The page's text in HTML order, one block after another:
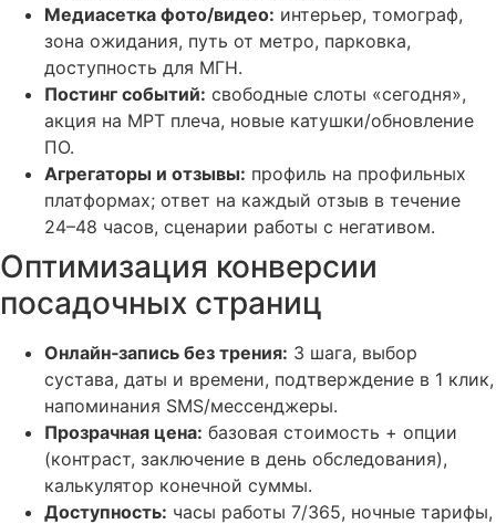
Медиасетка фото/видео: интерьер, томограф,
зона ожидания, путь от метро, парковка,
доступность для МГН.
Постинг событий: свободные слоты «сегодня»,
акция на МРТ плеча, новые катушки/обновление
ПО.
Агрегаторы и отзывы: профиль на профильных
платформах; ответ на каждый отзыв в течение
24–48 часов, сценарии работы с негативом.
Оптимизация конверсии
посадочных страниц
Онлайн‑запись без трения: 3 шага, выбор
сустава, даты и времени, подтверждение в 1 клик,
напоминания SMS/мессенджеры.
Прозрачная цена: базовая стоимость + опции
(контраст, заключение в день обследования),
калькулятор конечной суммы.
Доступность: часы работы 7/365, ночные тарифы,